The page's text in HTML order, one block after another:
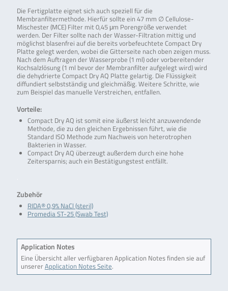
Die Fertigplatte eignet sich auch speziell für die
Membranfiltermethode. Hierfür sollte ein 47 mm ∅ Cellulose-
Mischester (MCE) Filter mit 0,45 μm Porengröße verwendet
werden. Der Filter sollte nach der Wasser-Filtration mittig und
möglichst blasenfrei auf die bereits vorbefeuchtete Compact Dry
Platte gelegt werden, wobei die Gitterseite nach oben zeigen muss.
Nach dem Auftragen der Wasserprobe (1 ml) oder vorbereitender
Kochsalzlösung (1 ml bevor der Membranfilter aufgelegt wird) wird
die dehydrierte Compact Dry AQ Platte gelartig. Die Flüssigkeit
diffundiert selbstständig und gleichmäßig. Weitere Schritte, wie
zum Beispiel das manuelle Verstreichen, entfallen.
Vorteile:
Compact Dry AQ ist somit eine äußerst leicht anzuwendende
Methode, die zu den gleichen Ergebnissen führt, wie die
Standard ISO Methode zum Nachweis von heterotrophen
Bakterien in Wasser.
Compact Dry AQ überzeugt außerdem durch eine hohe
Zeitersparnis; auch ein Bestätigungstest entfällt.
Zubehör
RIDA® 0,9% NaCl (steril)
Promedia ST-25 (Swab Test)
Application Notes
Eine Übersicht aller verfügbaren Application Notes finden sie auf
unsererApplication Notes Seite.